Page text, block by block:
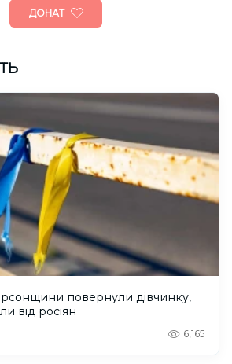
ДОНАТ
повернули дівчинку,
від росіян
6,165